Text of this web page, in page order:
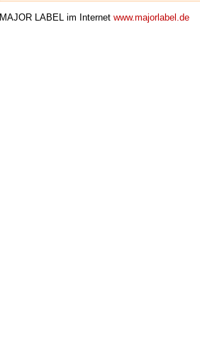
MAJOR LABEL im Internet www.majorlabel.de